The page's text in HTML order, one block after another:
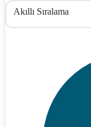
Akıllı Sıralama